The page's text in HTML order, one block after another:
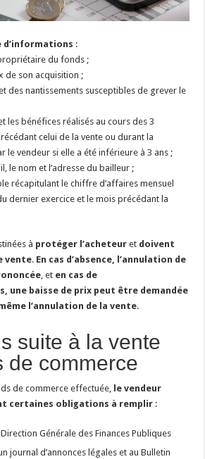
d’informations :
du fonds ;
de son acquisition ;
des nantissements susceptibles de grever le
les bénéfices réalisés au cours des 3
celui de la vente ou durant la
le vendeur si elle a été inférieure à 3 ans ;
le nom et l’adresse du bailleur ;
récapitulant le chiffre d’affaires mensuel
dernier exercice et le mois précédant la
à protéger l’acheteur et doivent
vente. En cas d’absence, l’annulation de
, et en cas de
une baisse de prix peut être demandée
l’annulation de la vente.
suite à la vente
de commerce
de commerce effectuée, le vendeur
certaines obligations à remplir :
Générale des Finances Publiques
journal d’annonces légales et au Bulletin